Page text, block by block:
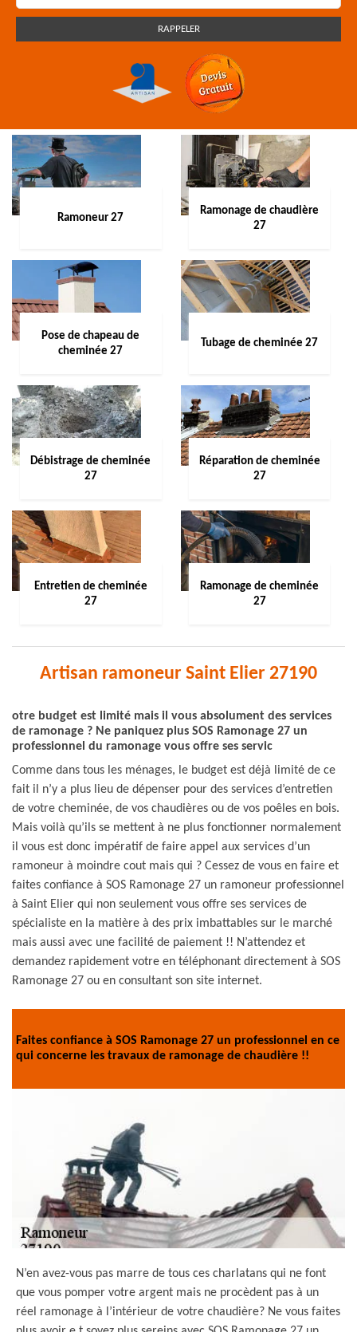
Ramoneur 27
Ramonage de chaudière
27
Pose de chapeau de
cheminée 27
Tubage de cheminée 27
Débistrage de cheminée
27
Réparation de cheminée
27
Entretien de cheminée
27
Ramonage de cheminée
27
Artisan ramoneur Saint Elier 27190
otre budget est limité mais il vous absolument des services
de ramonage ? Ne paniquez plus SOS Ramonage 27 un
professionnel du ramonage vous offre ses servic
Comme dans tous les ménages, le budget est déjà limité de ce
fait il n’y a plus lieu de dépenser pour des services d’entretien
de votre cheminée, de vos chaudières ou de vos poêles en bois.
Mais voilà qu’ils se mettent à ne plus fonctionner normalement
il vous est donc impératif de faire appel aux services d’un
ramoneur à moindre cout mais qui ? Cessez de vous en faire et
faites confiance à SOS Ramonage 27 un ramoneur professionnel
à Saint Elier qui non seulement vous offre ses services de
spécialiste en la matière à des prix imbattables sur le marché
mais aussi avec une facilité de paiement !! N’attendez et
demandez rapidement votre en téléphonant directement à SOS
Ramonage 27 ou en consultant son site internet.
Faites confiance à SOS Ramonage 27 un professionnel en ce
qui concerne les travaux de ramonage de chaudière !!
N’en avez-vous pas marre de tous ces charlatans qui ne font
que vous pomper votre argent mais ne procèdent pas à un
réel ramonage à l’intérieur de votre chaudière? Ne vous faites